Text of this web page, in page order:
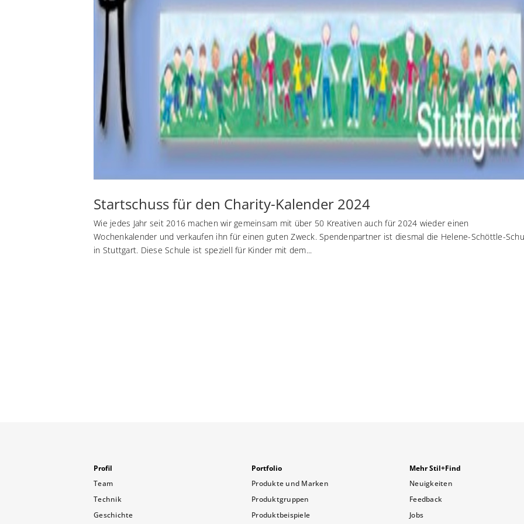
Startschuss für den Charity-Kalender 2024
Wie jedes Jahr seit 2016 machen wir gemeinsam mit über 50 Kreativen auch für 2024 wieder einen
Wochenkalender und verkaufen ihn für einen guten Zweck. Spendenpartner ist diesmal die Helene-Schöttle-
in Stuttgart. Diese Schule ist speziell für Kinder mit dem...
Profil
Team
Technik
Geschichte
Portfolio
Produkte und Marken
Produktgruppen
Produktbeispiele
Mehr Stil+Find
Neuigkeiten
Feedback
Jobs